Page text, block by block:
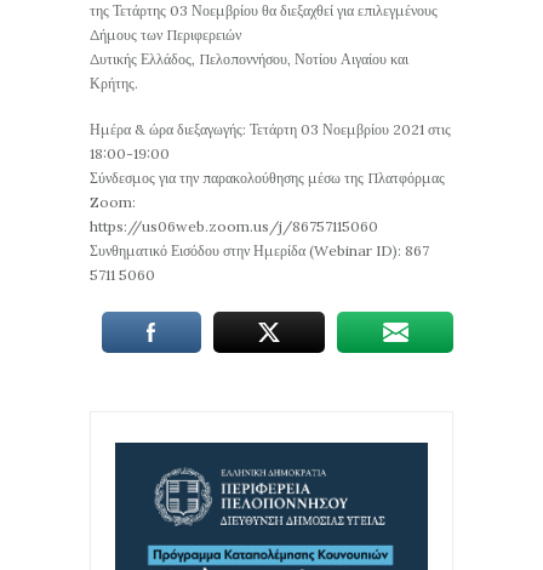
της Τετάρτης 03 Νοεμβρίου θα διεξαχθεί για επιλεγμένους
Δήμους των Περιφερειών
Δυτικής Ελλάδος, Πελοποννήσου, Νοτίου Αιγαίου και
Κρήτης.
Ημέρα & ώρα διεξαγωγής: Τετάρτη 03 Νοεμβρίου 2021 στις
18:00-19:00
Σύνδεσμος για την παρακολούθησης μέσω της Πλατφόρμας
Zoom:
https://us06web.zoom.us/j/86757115060
Συνθηματικό Εισόδου στην Ημερίδα (Webinar ID): 867
5711 5060